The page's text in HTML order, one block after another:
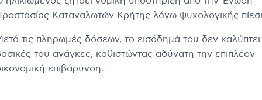
Καταναλωτών Κρήτης λόγω ψυχολογικής
τις πληρωμές δόσεων, το εισόδημά του δεν καλύπτει
του ανάγκες, καθιστώντας αδύνατη την επιπλέον
επιβάρυνση.